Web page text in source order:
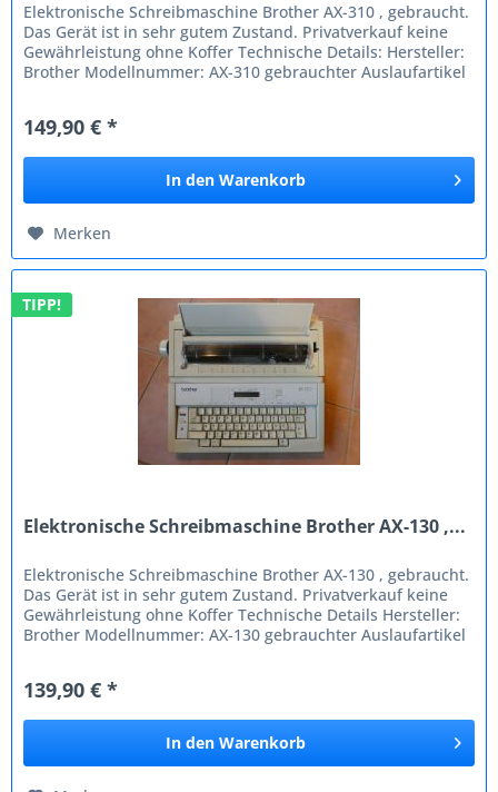
Elektronische Schreibmaschine Brother AX-310 , gebraucht.
Das Gerät ist in sehr gutem Zustand. Privatverkauf keine
Gewährleistung ohne Koffer Technische Details: Hersteller:
Brother Modellnummer: AX-310 gebrauchter Auslaufartikel
149,90 € *
In den Warenkorb
Merken
TIPP!
Elektronische Schreibmaschine Brother AX-130 ,...
Elektronische Schreibmaschine Brother AX-130 , gebraucht.
Das Gerät ist in sehr gutem Zustand. Privatverkauf keine
Gewährleistung ohne Koffer Technische Details Hersteller:
Brother Modellnummer: AX-130 gebrauchter Auslaufartikel
139,90 € *
In den Warenkorb